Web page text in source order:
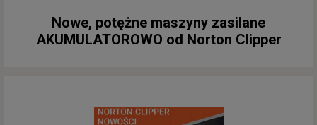
Nowe, potężne maszyny zasilane
AKUMULATOROWO od Norton Clipper